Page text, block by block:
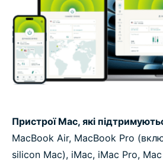
Пристрої Mac, які
MacBook Air, MacBook Pro
silicon Mac), iMac, iMac Pro,